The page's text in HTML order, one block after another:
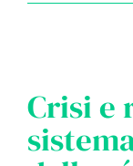
Crisi e